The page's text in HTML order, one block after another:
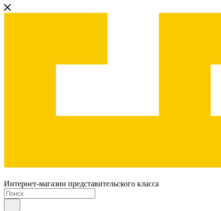
Интернет-магазин представительского класса